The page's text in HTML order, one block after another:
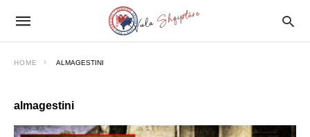
HOME ALMAGESTINI
almagestini